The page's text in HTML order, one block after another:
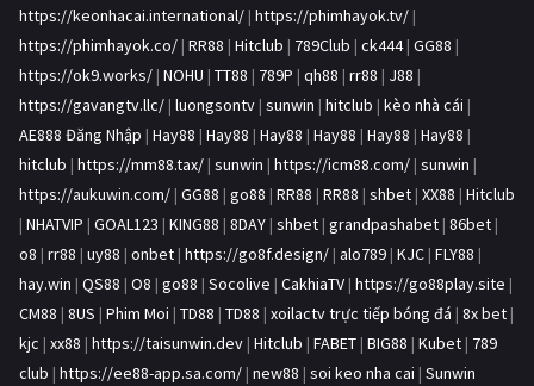
https://keonhacai.international/ | https://phimhayok.tv/ |
https://phimhayok.co/ | RR88 | Hitclub | 789Club | ck444| GG88 |
https://ok9.works/ | NOHU | TT88 | 789P | qh88 | rr88 | J88 |
https://gavangtv.llc/ | luongsontv | sunwin | hitclub | kèo nhà cái |
AE888 Đăng Nhập | Hay88 | Hay88 | Hay88 | Hay88 | Hay88 | Hay88 |
hitclub | https://mm88.tax/ | sunwin | https://icm88.com/ | sunwin |
https://aukuwin.com/ | GG88 | go88 | RR88 | RR88 | shbet | XX88 | Hitclub
| NHATVIP | GOAL123 | KING88 | 8DAY | shbet | grandpashabet | 86bet |
o8 | rr88 | uy88 | onbet | https://go8f.design/ | alo789 | KJC | FLY88 |
hay.win | QS88 | O8 | go88 | Socolive | CakhiaTV | https://go88play.site |
CM88 | 8US | Phim Moi | TD88 | TD88 | xoilactv trực tiếp bóng đá | 8x bet |
kjc | xx88 | https://taisunwin.dev | Hitclub | FABET | BIG88 | Kubet | 789
club | https://ee88-app.sa.com/ | new88 | soi keo nha cai | Sunwin